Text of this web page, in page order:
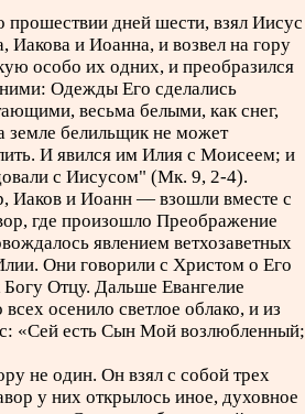
прошествии дней шести, взял Иисус
Иакова и Иоанна, и возвел на гору
особо их одних, и преобразился
Одежды Его сделались
весьма белыми, как снег,
земле белильщик не может
И явился им Илия с Моисеем; и
с Иисусом" (Мк. 9, 2-4).
Иаков и Иоанн — взошли вместе с
где произошло Преображение
явлением ветхозаветных
Они говорили с Христом о Его
Отцу. Дальше Евангелие
осенило светлое облако, и из
«Сей есть Сын Мой возлюбленный;
не один. Он взял с собой трех
у них открылось иное, духовное